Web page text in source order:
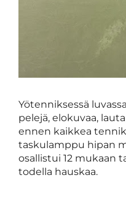
Yötenniksessä
pelejä, elokuvaa,
ennen kaikkea
taskulamppu hipan
osallistui 12 mukaan
todella hauskaa.